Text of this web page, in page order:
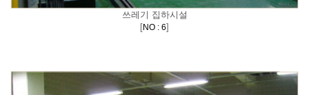
쓰레기 집하시설
[NO : 6]